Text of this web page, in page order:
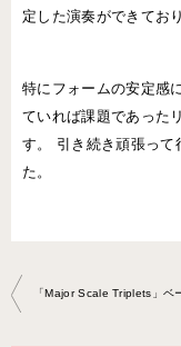
定した演奏ができてお
特にフォームの安定感
ていれば課題であった
す。 引き続き頑張って
た。
投
稿